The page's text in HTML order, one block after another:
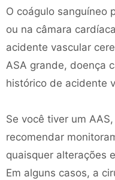
O coágulo sanguíneo
ou na câmara
acidente vascular
ASA grande, doença
histórico de acidente
Se você tiver um
recomendar
quaisquer alterações
Em alguns casos, a